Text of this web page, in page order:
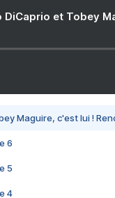
DiCaprio et Tobey
Maguire, c'est lui !
6
5
4